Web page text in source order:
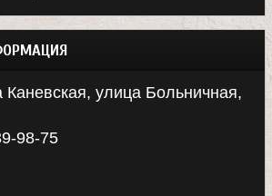
Каневская, улица Больничная,
98-75